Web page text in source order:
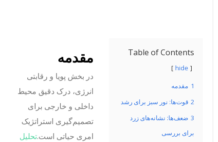
Table of Contents
hide
مقدمه
قوت‌ها: نور سبز برای رشد
ضعف‌ها: نشانه‌های زرد
برای بررسی
مقدمه
در بخش پویا و رقابتی
انرژی، درک دقیق محیط
داخلی و خارجی برای
تصمیم‌گیری استراتژیک
امری حیاتی است.تحلیل